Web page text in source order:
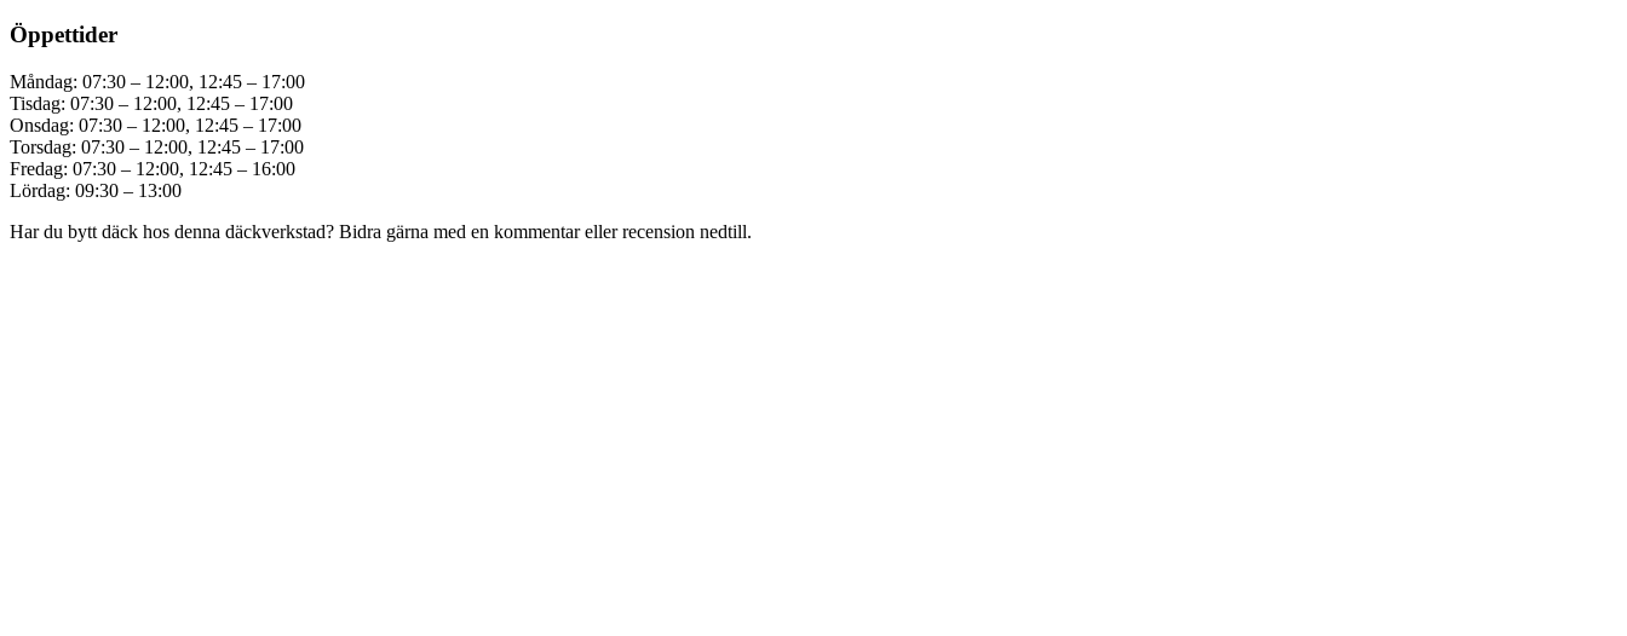
Öppettider
Måndag: 07:30 – 12:00, 12:45 – 17:00
Tisdag: 07:30 – 12:00, 12:45 – 17:00
Onsdag: 07:30 – 12:00, 12:45 – 17:00
Torsdag: 07:30 – 12:00, 12:45 – 17:00
Fredag: 07:30 – 12:00, 12:45 – 16:00
Lördag: 09:30 – 13:00
Har du bytt däck hos denna däckverkstad? Bidra gärna med en kommentar eller recension nedtill.